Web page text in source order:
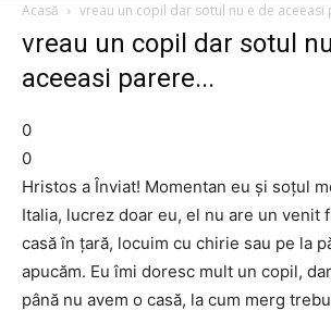
Acasă
vreau un copil dar sotul nu e de aceeasi
vreau un copil dar sotul
aceeasi parere...
0
0
Hristos a Înviat! Momentan eu şi soţul
Italia, lucrez doar eu, el nu are un venit
casă în ţară, locuim cu chirie sau pe la
apucăm. Eu îmi doresc mult un copil,
până nu avem o casă, la cum merg